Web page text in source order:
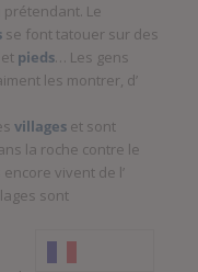
Le
se font tatouer sur des
pieds… Les gens
les montrer, d’
villageset sont
la roche contre le
vivent de l’
sont